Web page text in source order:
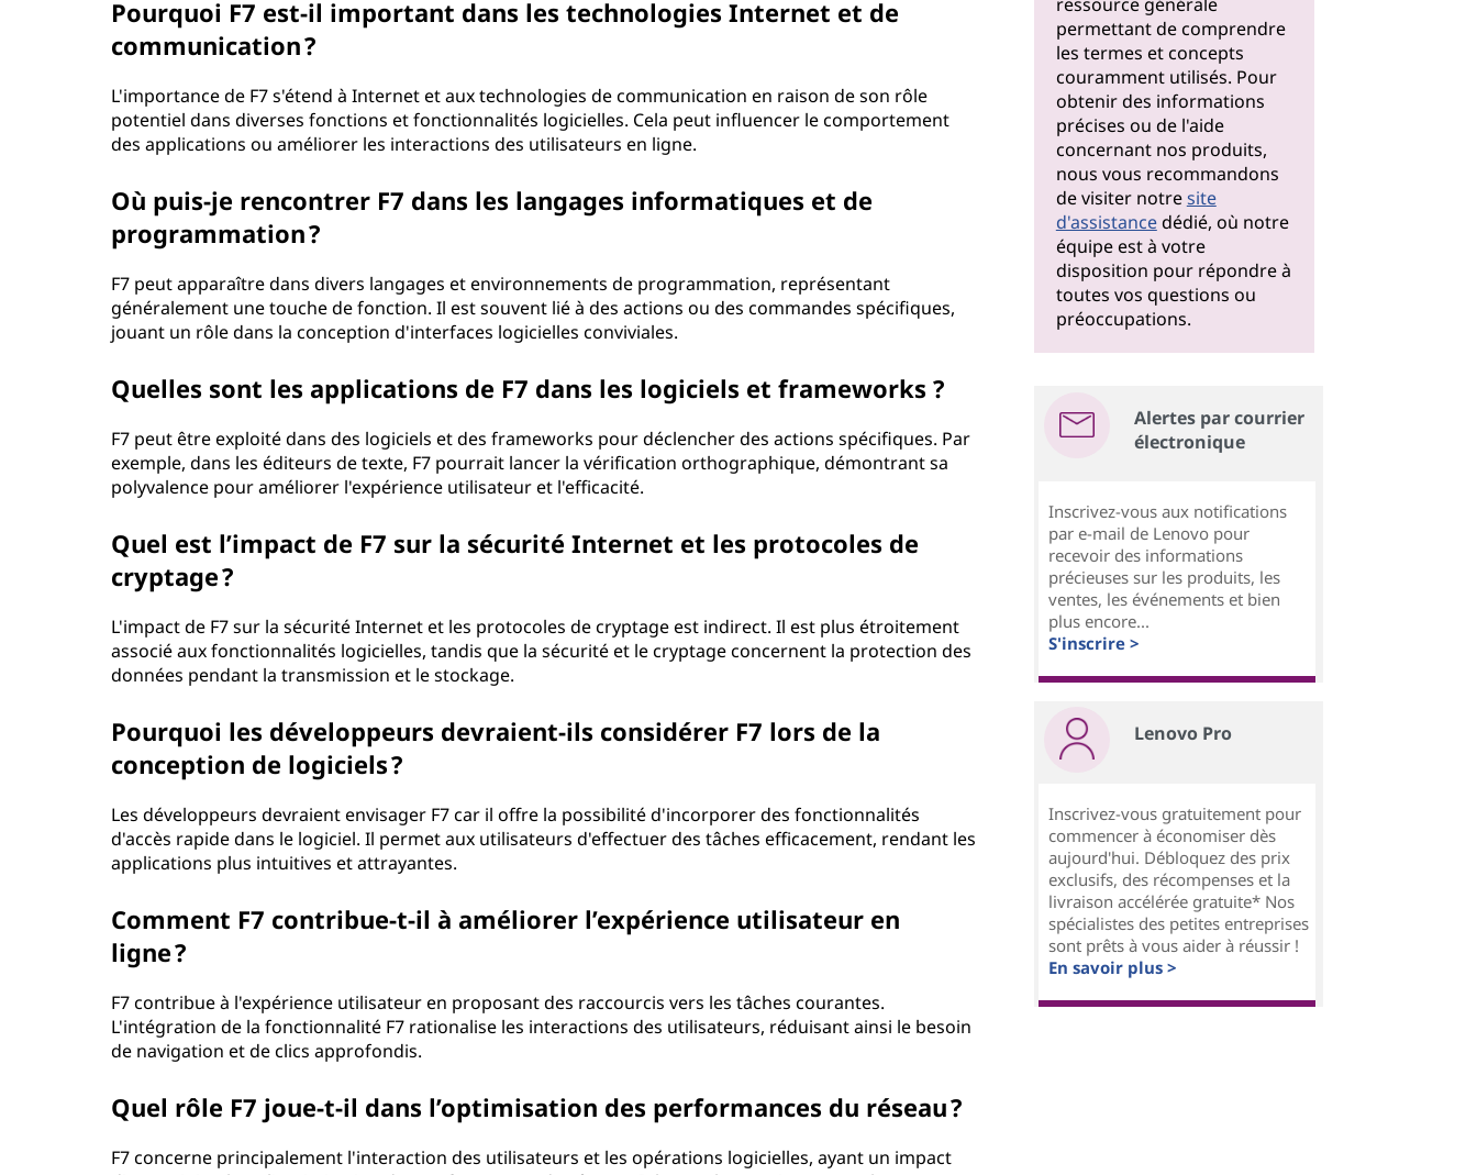
Pourquoi F7 est-il important dans les technologies Internet et de
communication ?
L'importance de F7 s'étend à Internet et aux technologies de communication en raison de son rôle
potentiel dans diverses fonctions et fonctionnalités logicielles. Cela peut influencer le comportement
des applications ou améliorer les interactions des utilisateurs en ligne.
Où puis-je rencontrer F7 dans les langages informatiques et de
programmation ?
F7 peut apparaître dans divers langages et environnements de programmation, représentant
généralement une touche de fonction. Il est souvent lié à des actions ou des commandes spécifiques,
jouant un rôle dans la conception d'interfaces logicielles conviviales.
Quelles sont les applications de F7 dans les logiciels et frameworks ?
F7 peut être exploité dans des logiciels et des frameworks pour déclencher des actions spécifiques. Par
exemple, dans les éditeurs de texte, F7 pourrait lancer la vérification orthographique, démontrant sa
polyvalence pour améliorer l'expérience utilisateur et l'efficacité.
Quel est l’impact de F7 sur la sécurité Internet et les protocoles de
cryptage ?
L'impact de F7 sur la sécurité Internet et les protocoles de cryptage est indirect. Il est plus étroitement
associé aux fonctionnalités logicielles, tandis que la sécurité et le cryptage concernent la protection des
données pendant la transmission et le stockage.
Pourquoi les développeurs devraient-ils considérer F7 lors de la
conception de logiciels ?
Les développeurs devraient envisager F7 car il offre la possibilité d'incorporer des fonctionnalités
d'accès rapide dans le logiciel. Il permet aux utilisateurs d'effectuer des tâches efficacement, rendant les
applications plus intuitives et attrayantes.
Comment F7 contribue-t-il à améliorer l’expérience utilisateur en
ligne ?
F7 contribue à l'expérience utilisateur en proposant des raccourcis vers les tâches courantes.
L'intégration de la fonctionnalité F7 rationalise les interactions des utilisateurs, réduisant ainsi le besoin
de navigation et de clics approfondis.
Quel rôle F7 joue-t-il dans l’optimisation des performances du réseau ?
F7 concerne principalement l'interaction des utilisateurs et les opérations logicielles, ayant un impact
permettant de comprendre
les termes et concepts
couramment utilisés. Pour
obtenir des informations
précises ou de l'aide
concernant nos produits,
nous vous recommandons
de visiter notresite
d'assistancedédié, où notre
équipe est à votre
disposition pour répondre à
toutes vos questions ou
préoccupations.
Alertes par courrier
électronique
Inscrivez-vous aux notifications
par e-mail de Lenovo pour
recevoir des informations
précieuses sur les produits, les
ventes, les événements et bien
plus encore...
S'inscrire >
Lenovo Pro
Inscrivez-vous gratuitement pour
commencer à économiser dès
aujourd'hui. Débloquez des prix
exclusifs, des récompenses et la
livraison accélérée gratuite* Nos
spécialistes des petites entreprises
sont prêts à vous aider à réussir !
En savoir plus >